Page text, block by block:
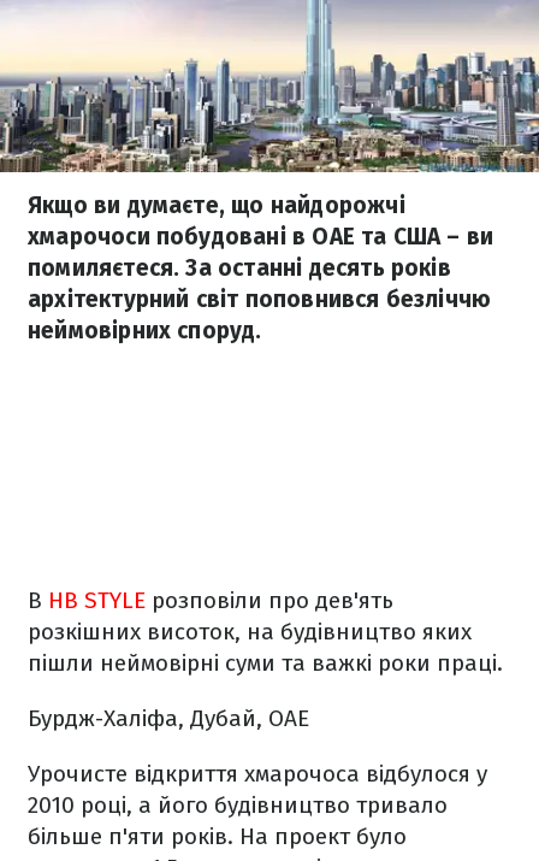
Якщо ви думаєте, що найдорожчі
хмарочоси побудовані в ОАЕ та США – ви
помиляєтеся. За останні десять років
архітектурний світ поповнився безліччю
неймовірних споруд.
В НВ STYLE розповіли про дев'ять
розкішних висоток, на будівництво яких
пішли неймовірні суми та важкі роки праці.
Бурдж-Халіфа, Дубай, ОАЕ
Урочисте відкриття хмарочоса відбулося у
2010 році, а його будівництво тривало
більше п'яти років. На проект було